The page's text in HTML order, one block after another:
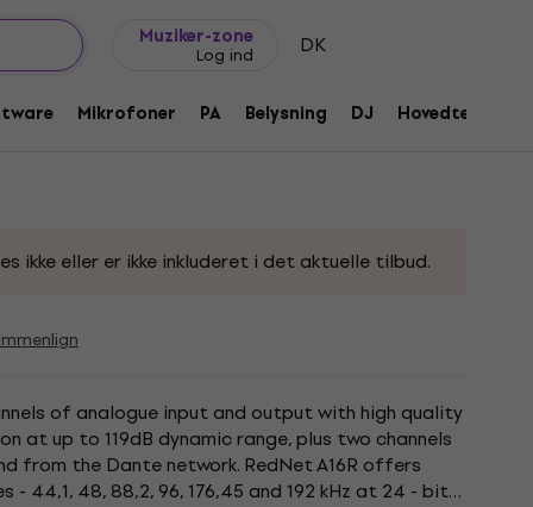
Muziker-zone
Log ind DK
Mikrofoner PA Belysning DJ Hovedtelefoner
Digital lydkonverter
ikke eller er ikke inkluderet i det aktuelle tilbud.
of analogue input and output with high quality
at up to 119dB dynamic range, plus two channels
from the Dante network. RedNet A16R offers
44,1, 48, 88,2, 96, 176,45 and 192 kHz at 24 - bit